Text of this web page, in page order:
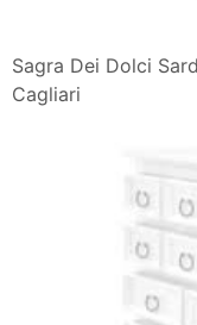
Sagra Dei Dolci
Cagliari